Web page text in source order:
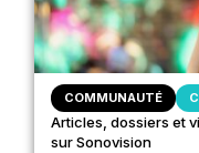
COMMUNAUTÉ
Articles, dossiers et
sur Sonovision